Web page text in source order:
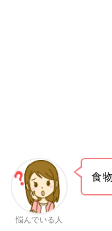
悩んでいる人
食